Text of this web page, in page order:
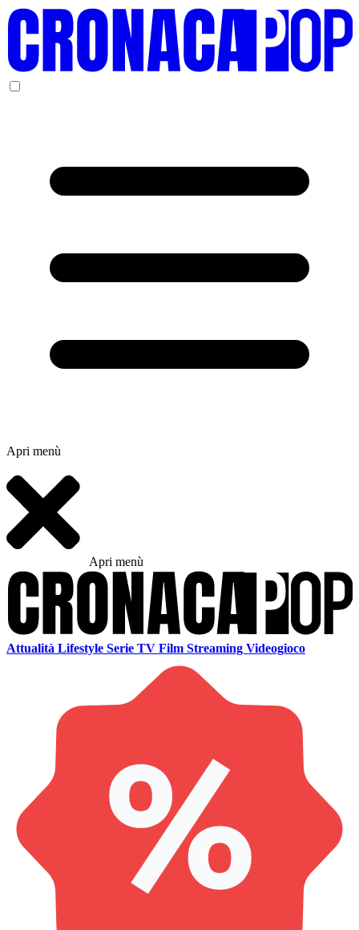
Apri menù
Apri menù
Attualità Lifestyle Serie TV Film Streaming Videogioco